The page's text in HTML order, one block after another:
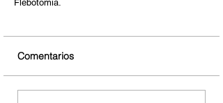
Flebotomía.
Comentarios